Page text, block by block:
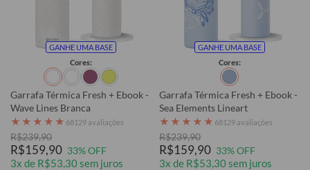
GANHE UMA BASE
Cores:
Garrafa Térmica Fresh + Ebook -
Wave Lines Branca
★ ★ ★ ★ ★ 68129 avaliações
R$239,90
R$159,90 33% OFF
3x de R$53,30 sem juros
GANHE UMA BASE
Cores:
Garrafa Térmica Fresh + Ebook -
Sea Elements Lineart
★ ★ ★ ★ ★ 68129 avaliações
R$239,90
R$159,90 33% OFF
3x de R$53,30 sem juros